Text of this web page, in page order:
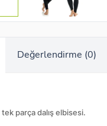
Değerlendirme (0)
tek parça dalış elbisesi.